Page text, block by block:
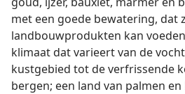
met een goede bewatering, dat
landbouwprodukten kan
klimaat dat varieert van de
kustgebied tot de verfrissende
bergen; een land van palmen